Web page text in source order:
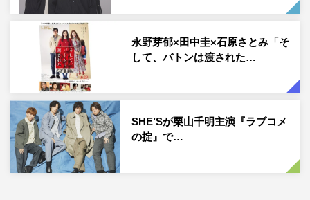
永野芽郁×田中圭×石原さとみ「そ
して、バトンは渡された…
SHE’Sが栗山千明主演『ラブコメ
の掟』で…